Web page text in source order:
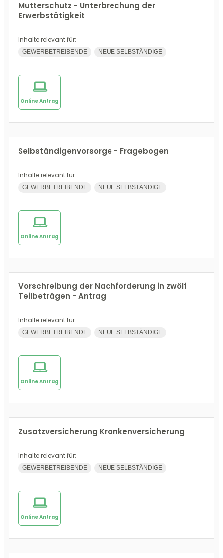
Mutterschutz - Unterbrechung der
Erwerbstätigkeit
Inhalte relevant für:
GEWERBETREIBENDE NEUE SELBSTÄNDIGE
Online Antrag
Selbständigenvorsorge - Fragebogen
Inhalte relevant für:
GEWERBETREIBENDE NEUE SELBSTÄNDIGE
Online Antrag
Vorschreibung der Nachforderung in zwölf
Teilbeträgen - Antrag
Inhalte relevant für:
GEWERBETREIBENDE NEUE SELBSTÄNDIGE
Online Antrag
Zusatzversicherung Krankenversicherung
Inhalte relevant für:
GEWERBETREIBENDE NEUE SELBSTÄNDIGE
Online Antrag